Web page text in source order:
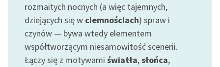
E-kolekcja lektur
szkolnych i literatury do
słuchania dla uczennic i
uczniów z
niepełnosprawnościami
rozmaitych nocnych (a więc tajemnych,
dziejących się w ciemnościach) spraw i
czynów — bywa wtedy elementem
współtworzącym niesamowitość scenerii.
Łączy się z motywami światła,słońca,